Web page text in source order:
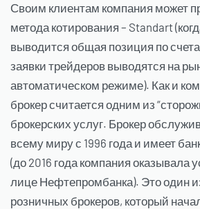
Своим клиентам компания может
метода котирования – Standart
выводится общая позиция по
заявки трейдеров выводятся на
автоматическом режиме). Как и
брокер считается одним из
брокерских услуг. Брокер
всему миру с 1996 года и имеет
(до 2016 года компания оказывала
лице Нефтепромбанка). Это один
розничных брокеров, который